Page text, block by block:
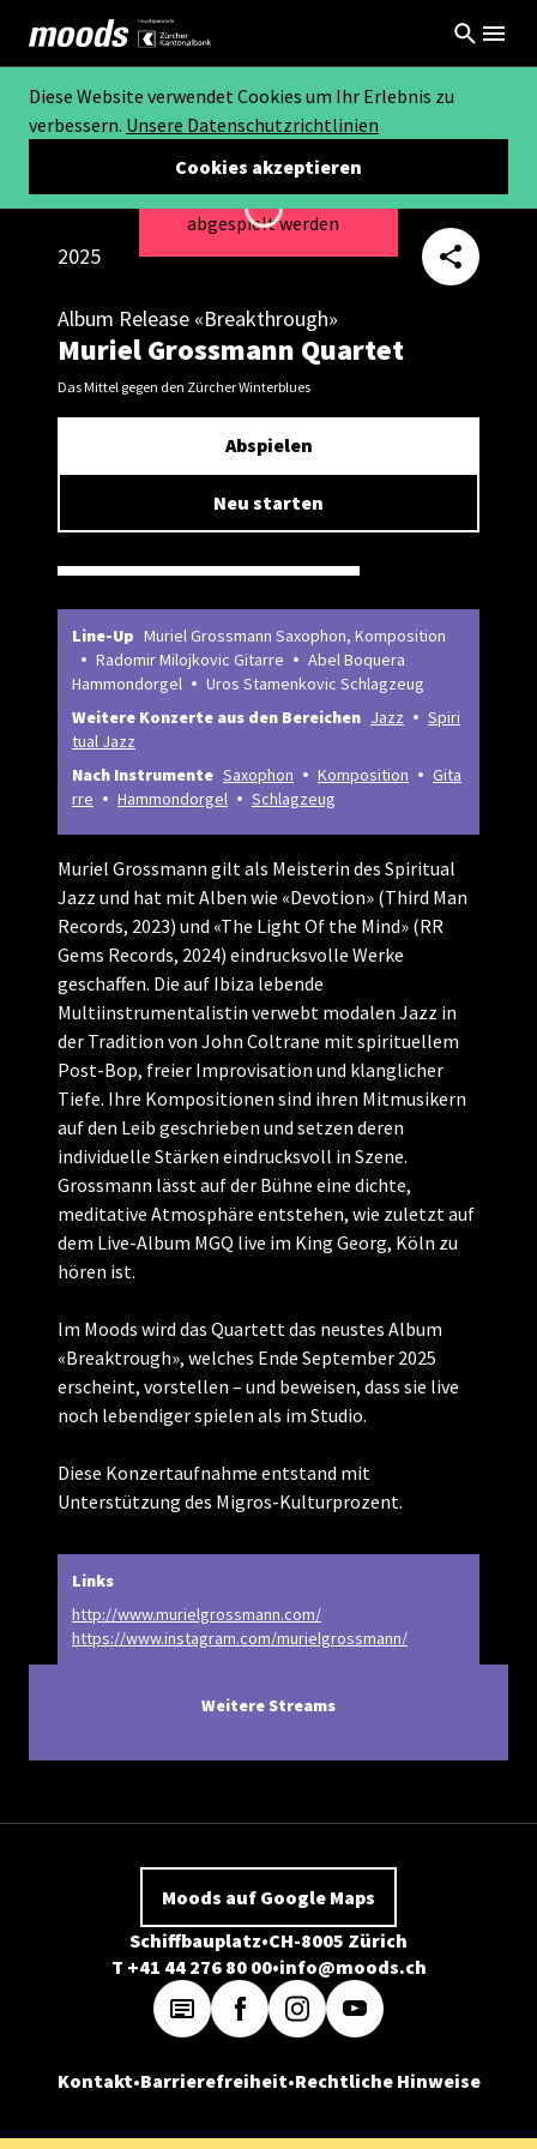
Diese Website verwendet Cookies um Ihr Erlebnis zu
verbessern. Unsere Datenschutzrichtlinien
Cookies akzeptieren
Dieses Video kann nicht
abgespielt werden
Loading...
2025
Muriel Grossmann Quartet
Album Release «Breakthrough»
Das Mittel gegen den Zürcher Winterblues
Abspielen
Neu starten
Line-Up Muriel Grossmann Saxophon, Komposition
Radomir Milojkovic Gitarre
Abel Boquera
Hammondorgel
Uros Stamenkovic Schlagzeug
Weitere Konzerte aus den Bereichen Jazz
Spiri
tual Jazz
Nach Instrumente Saxophon Komposition
Gita
rre
Hammondorgel Schlagzeug
Muriel Grossmann gilt als Meisterin des Spiritual
Jazz und hat mit Alben wie «Devotion» (Third Man
Records, 2023) und «The Light Of the Mind» (RR
Gems Records, 2024) eindrucksvolle Werke
geschaffen. Die auf Ibiza lebende
Multiinstrumentalistin verwebt modalen Jazz in
der Tradition von John Coltrane mit spirituellem
Post-Bop, freier Improvisation und klanglicher
Tiefe. Ihre Kompositionen sind ihren Mitmusikern
auf den Leib geschrieben und setzen deren
individuelle Stärken eindrucksvoll in Szene.
Grossmann lässt auf der Bühne eine dichte,
meditative Atmosphäre entstehen, wie zuletzt auf
dem Live-Album MGQ live im King Georg, Köln zu
hören ist.
Im Moods wird das Quartett das neustes Album
«Breaktrough», welches Ende September 2025
erscheint, vorstellen – und beweisen, dass sie live
noch lebendiger spielen als im Studio.
Diese Konzertaufnahme entstand mit
Unterstützung des Migros-Kulturprozent.
Links
http://www.murielgrossmann.com/
https://www.instagram.com/murielgrossmann/
Weitere Streams
Moods auf Google Maps
Schiffbauplatz CH-8005 Zürich
T +41 44 276 80 00 info@moods.ch
Kontakt Barrierefreiheit Rechtliche Hinweise